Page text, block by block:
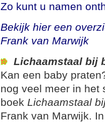
Zo kunt u namen
Bekijk hier een
Frank van Marwijk
Lichaamstaal bij
Kan een baby
nog veel meer in het
boek Lichaamstaal
Frank van Marwijk.